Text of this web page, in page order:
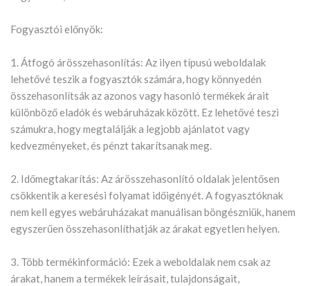
Fogyasztói előnyök:
1. Átfogó árösszehasonlítás: Az ilyen típusú weboldalak
lehetővé teszik a fogyasztók számára, hogy könnyedén
összehasonlítsák az azonos vagy hasonló termékek árait
különböző eladók és webáruházak között. Ez lehetővé teszi
számukra, hogy megtalálják a legjobb ajánlatot vagy
kedvezményeket, és pénzt takarítsanak meg.
2. Időmegtakarítás: Az árösszehasonlító oldalak jelentősen
csökkentik a keresési folyamat időigényét. A fogyasztóknak
nem kell egyes webáruházakat manuálisan böngészniük, hanem
egyszerűen összehasonlíthatják az árakat egyetlen helyen.
3. Több termékinformáció: Ezek a weboldalak nem csak az
árakat, hanem a termékek leírásait, tulajdonságait,